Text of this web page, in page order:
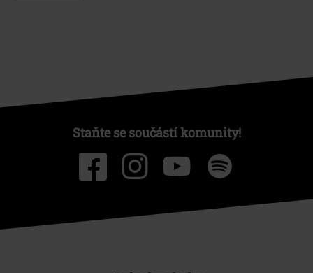
Staňte se součástí komunity!